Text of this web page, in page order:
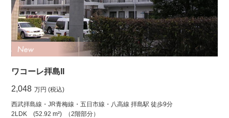
ワコーレ拝島II
2,048 万円 (税込)
西武拝島線・JR青梅線・五日市線・八高線 拝島駅 徒歩9分
2LDK
(52.92 m²) （2階部分）